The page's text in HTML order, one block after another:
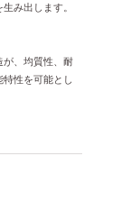
み出します。
が、均質性、耐
性を可能とし